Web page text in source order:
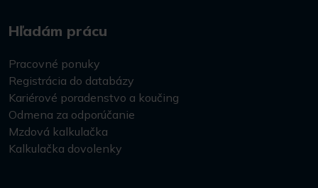
Hľadám prácu
Pracovné ponuky
Registrácia do databázy
Kariérové poradenstvo a koučing
Odmena za odporúčanie
Mzdová kalkulačka
Kalkulačka dovolenky